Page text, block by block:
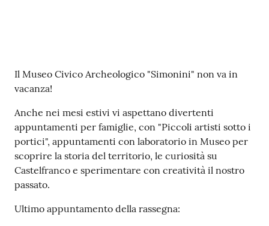
Contenuto
Il Museo Civico Archeologico "Simonini" non va in
vacanza!
Anche nei mesi estivi vi aspettano divertenti
appuntamenti per famiglie, con "Piccoli artisti sotto i
portici", appuntamenti con laboratorio in Museo per
scoprire la storia del territorio, le curiosità su
Castelfranco e sperimentare con creatività il nostro
passato.
Ultimo appuntamento della rassegna: